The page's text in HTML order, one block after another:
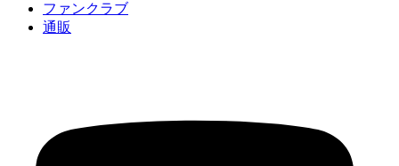
ファンクラブ
通販